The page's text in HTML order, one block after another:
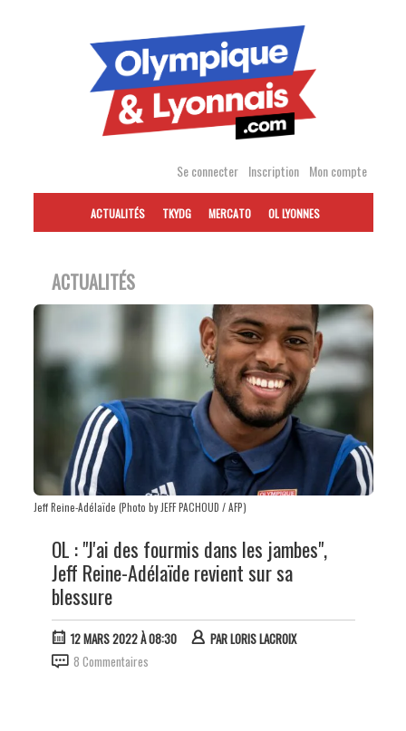
Se connecter Inscription Mon compte
ACTUALITÉS TKYDG MERCATO OL LYONNES
ACTUALITÉS
Jeff Reine-Adélaïde (Photo by JEFF PACHOUD / AFP)
OL : "J'ai des fourmis dans les jambes",
Jeff Reine-Adélaïde revient sur sa
blessure
12 MARS 2022 À 08:30 PARLORIS LACROIX
8 Commentaires